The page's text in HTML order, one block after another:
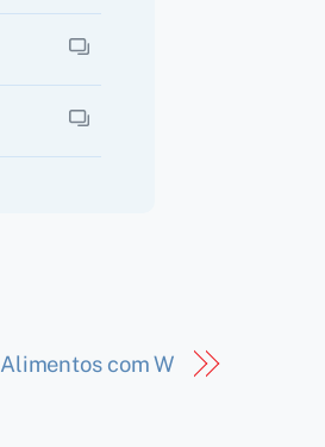
Alimentos com W